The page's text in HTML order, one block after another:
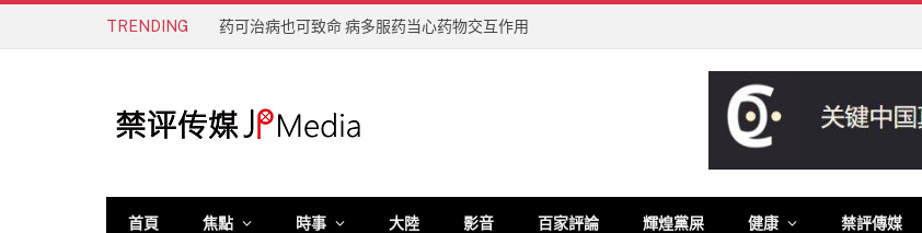
TRENDING 药可治病也可致命 病多服药当心药物交互作用
首頁 焦點 時事 大陸 影音 百家評論 輝煌黨屎 健康 禁評傳媒